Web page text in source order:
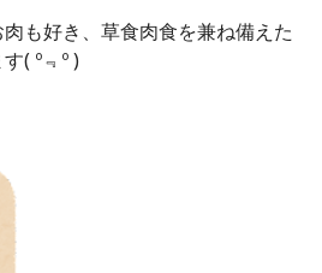
も好き、草食肉食を兼ね備えた
( º﹃º )